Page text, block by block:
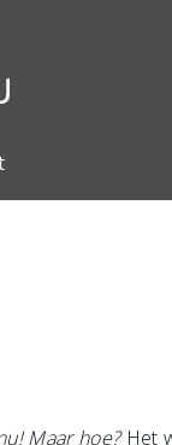
Maar hoe?Het